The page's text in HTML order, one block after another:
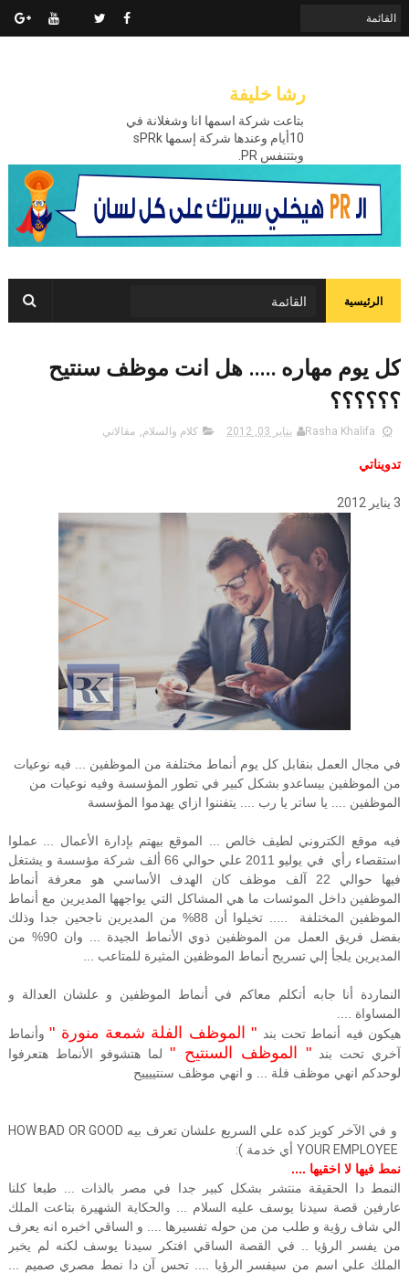
رشا خليفة
بتاعت شركة اسمها انا وشغلانة في
10أيام وعندها شركة إسمها sPRk
وبتتنفس PR.
الرئيسية
كل يوم مهاره ..... هل انت موظف سنتيح
؟؟؟؟؟؟
Rasha Khalifa يناير 03, 2012 كلام والسلام, مقالاتي
تدويناتي
3 يناير 2012
في مجال العمل بنقابل كل يوم أنماط مختلفة من الموظفين ... فيه نوعيات
من الموظفين بيساعدو بشكل كبير في تطور المؤسسة وفيه نوعيات من
الموظفين .... يا ساتر يا رب .... يتفننوا ازاي يهدموا المؤسسة
فيه موقع الكتروني لطيف خالص ... الموقع بيهتم بإدارة الأعمال ... عملوا
استقصاء رأي في يوليو 2011 علي حوالي 66 ألف شركة مؤسسة و يشتغل
فيها حوالي 22 آلف موظف كان الهدف الأساسي هو معرفة أنماط
الموظفين داخل الموئسات ما هي المشاكل التي يواجهها المديرين مع أنماط
الموظفين المختلفة ..... تخيلوا أن 88% من المديرين ناجحين جدا وذلك
بفضل فريق العمل من الموظفين ذوي الأنماط الجيدة ... وان 90% من
المديرين يلجأ إلي تسريح أنماط الموظفين المثيرة للمتاعب ...
النماردة أنا جابه أتكلم معاكم في أنماط الموظفين و علشان العدالة و
المساواة ....
هيكون فيه أنماط تحت بند " الموظف الفلة شمعة منورة "وأنماط
آخري تحت بند" الموظف السنتيح "لما هتشوفو الأنماط هتعرفوا
لوحدكم انهي موظف فلة ... و انهي موظف سنتييييح
و في الآخر كويز كده علي السريع علشان تعرف بيه HOW BAD OR GOOD
YOUR EMPLOYEE أي خدمة :(
نمط فيها لا اخقيها ....
النمط دا الحقيقة منتشر بشكل كبير جدا في مصر بالذات ... طبعا كلنا
عارفين قصة سيدنا يوسف عليه السلام ... والحكاية الشهيرة بتاعت الملك
الي شاف رؤية و طلب من من حوله تفسيرها .... و الساقي اخبره انه يعرف
من يفسر الرؤيا .. في القصة الساقي افتكر سيدنا يوسف لكنه لم يخبر
الملك علي اسم من سيفسر الرؤيا .... تحس آن دا نمط مصري صميم ...